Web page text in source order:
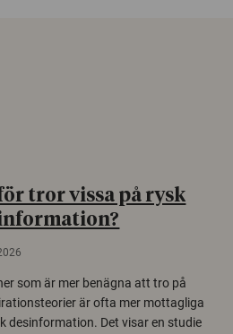
tror vissa på rysk
som är mer benägna att tro på
är ofta mer mottagliga
desinformation. Det visar en studie